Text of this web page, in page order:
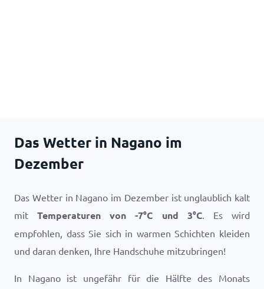
Das Wetter in Nagano im
Dezember
Das Wetter in Nagano im Dezember ist unglaublich kalt
mitTemperaturen von-7°C und 3°C. Es wird
empfohlen, dass Sie sich in warmen Schichten kleiden
und daran denken, Ihre Handschuhe mitzubringen!
In Nagano ist ungefähr für die Hälfte des Monats